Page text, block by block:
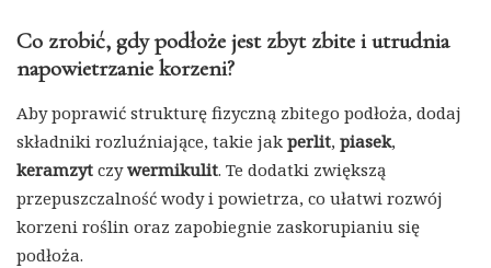
Co zrobić, gdy podłoże jest zbyt zbite i utrudnia
napowietrzanie korzeni?
Aby poprawić strukturę fizyczną zbitego podłoża, dodaj
składniki rozluźniające, takie jak perlit, piasek,
keramzyt czywermikulit. Te dodatki zwiększą
przepuszczalność wody i powietrza, co ułatwi rozwój
korzeni roślin oraz zapobiegnie zaskorupianiu się
podłoża.